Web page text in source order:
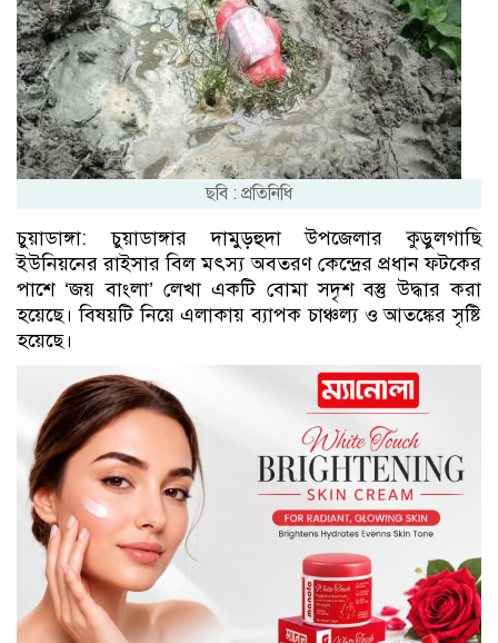
ছবি : প্রতিনিধি
চুয়াডাঙ্গা: চুয়াডাঙ্গার দামুড়হুদা উপজেলার কুড়ুলগাছি
ইউনিয়নের রাইসার বিল মৎস্য অবতরণ কেন্দ্রের প্রধান ফটকের
পাশে ‘জয় বাংলা’ লেখা একটি বোমা সদৃশ বস্তু উদ্ধার করা
হয়েছে। বিষয়টি নিয়ে এলাকায় ব্যাপক চাঞ্চল্য ও আতঙ্কের সৃষ্টি
হয়েছে।